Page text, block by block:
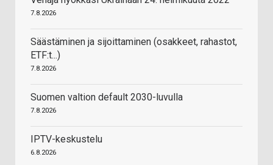
7.8.2026
Säästäminen ja sijoittaminen (osakkeet, rahastot,
ETF:t...)
7.8.2026
Suomen valtion default 2030-luvulla
7.8.2026
IPTV-keskustelu
6.8.2026